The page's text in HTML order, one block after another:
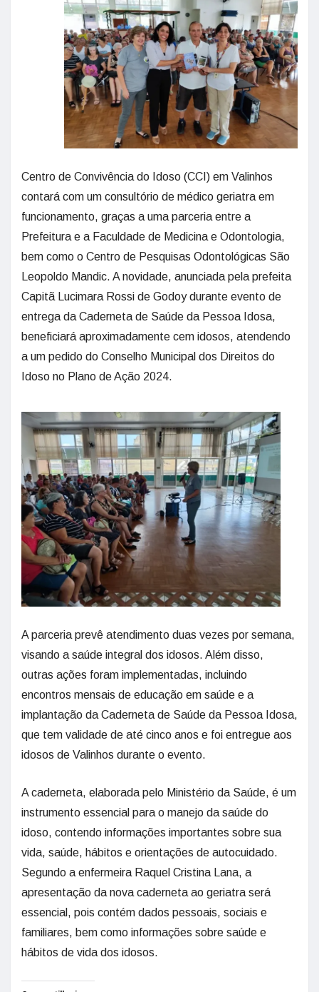
Centro de Convivência do Idoso (CCI) em Valinhos
contará com um consultório de médico geriatra em
funcionamento, graças a uma parceria entre a
Prefeitura e a Faculdade de Medicina e Odontologia,
bem como o Centro de Pesquisas Odontológicas São
Leopoldo Mandic. A novidade, anunciada pela prefeita
Capitã Lucimara Rossi de Godoy durante evento de
entrega da Caderneta de Saúde da Pessoa Idosa,
beneficiará aproximadamente cem idosos, atendendo
a um pedido do Conselho Municipal dos Direitos do
Idoso no Plano de Ação 2024.
A parceria prevê atendimento duas vezes por semana,
visando a saúde integral dos idosos. Além disso,
outras ações foram implementadas, incluindo
encontros mensais de educação em saúde e a
implantação da Caderneta de Saúde da Pessoa Idosa,
que tem validade de até cinco anos e foi entregue aos
idosos de Valinhos durante o evento.
A caderneta, elaborada pelo Ministério da Saúde, é um
instrumento essencial para o manejo da saúde do
idoso, contendo informações importantes sobre sua
vida, saúde, hábitos e orientações de autocuidado.
Segundo a enfermeira Raquel Cristina Lana, a
apresentação da nova caderneta ao geriatra será
essencial, pois contém dados pessoais, sociais e
familiares, bem como informações sobre saúde e
hábitos de vida dos idosos.